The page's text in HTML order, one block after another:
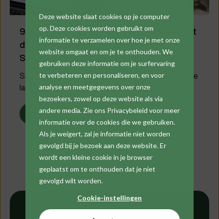
Deze website slaat cookies op je computer
op. Deze cookies worden gebruikt om
informatie te verzamelen over hoe je met onze
website omgaat en om je te onthouden. We
gebruiken deze informatie om je surfervaring
te verbeteren en personaliseren, en voor
analyse en meetgegevens over onze
bezoekers, zowel op deze website als via
andere media. Zie ons Privacybeleid voor meer
informatie over de cookies die we gebruiken.
Als je weigert, zal je informatie niet worden
gevolgd bij je bezoek aan deze website. Er
wordt een kleine cookie in je browser
geplaatst om te onthouden dat je niet
gevolgd wilt worden.
Cookie-instellingen
9 avantages de la gestion de l'installation et
de la maintenance de Cafca - Cafca
Software voor Installatiebedrijven
Saviez-vous qu’avec la gestion de l’installation et de
la maintenance de Cafca, vous pouvez créer...
En savoir plus